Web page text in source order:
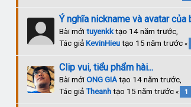
Ý nghĩa nickname và avatar của
Bài mớituyenkktạo 14 năm trước,
Tác giảKevinHieutạo 15 năm trước «
Clip vui, tiểu phẩm hài...
Bài mớiONG GIAtạo 14 năm trước,
Tác giảTheanhtạo 15 năm trước « 1